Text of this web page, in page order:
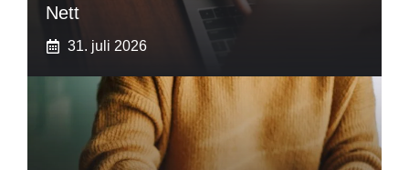
Nett
31. juli 2026